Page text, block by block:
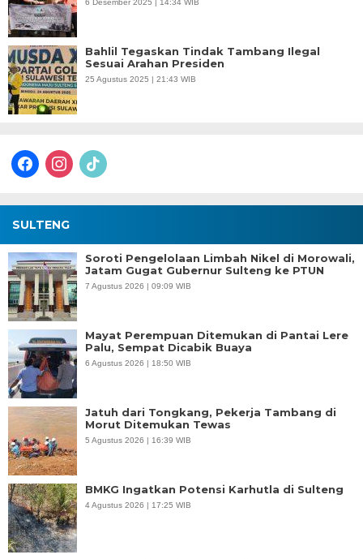
6 Desember 2025 | 14:34 WIB
Bahlil Tegaskan Tindak Tambang Ilegal
Sesuai Arahan Presiden
25 Agustus 2025 | 21:43 WIB
facebookinstagram
tiktok
SULTENG
Soroti Pengelolaan Limbah Nikel di Morowali,
Jatam Gugat Gubernur Sulteng ke PTUN
7 Agustus 2026 | 09:09 WIB
Mayat Perempuan Ditemukan di Pantai Lere
Palu, Sempat Dicabik Buaya
6 Agustus 2026 | 18:50 WIB
Jatuh dari Tongkang, Pekerja Tambang di
Morut Ditemukan Tewas
5 Agustus 2026 | 16:39 WIB
BMKG Ingatkan Potensi Karhutla di Sulteng
4 Agustus 2026 | 17:25 WIB